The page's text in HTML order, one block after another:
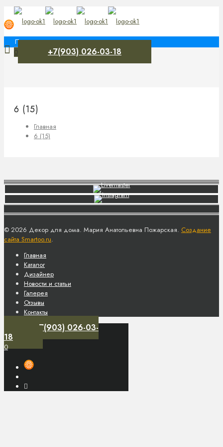
0 +7(903) 026-03-18
6 (15)
Главная
6 (15)
© 2026 Декор для дома. Мария Анатольевна Пожарская. Создание
сайта Smartoo.ru.
Главная
Каталог
Дизайнер
Новости и статьи
Галерея
Отзывы
Контакты
+7(903) 026-03-
18
0